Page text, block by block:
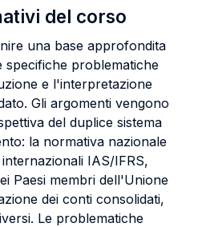
del corso
una base approfondita
specifiche problematiche
e l'interpretazione
Gli argomenti vengono
del duplice sistema
la normativa nazionale
IAS/IFRS,
Paesi membri dell'Unione
dei conti consolidati,
Le problematiche